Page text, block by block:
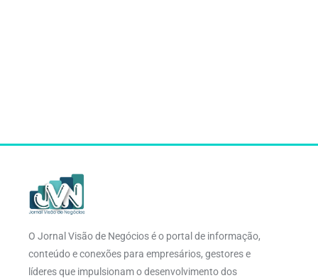
O Jornal Visão de Negócios é o portal de informação,
conteúdo e conexões para empresários, gestores e
líderes que impulsionam o desenvolvimento dos